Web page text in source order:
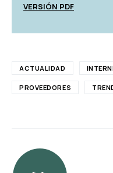
VERSIÓN PDF
ACTUALIDAD
PROVEEDORES